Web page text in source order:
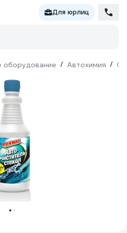
Для юрлиц
оборудование / Автохимия /